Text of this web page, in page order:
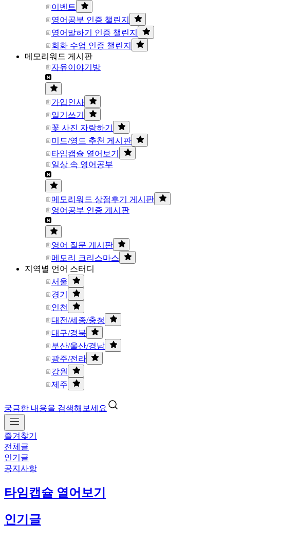
이벤트
영어공부 인증 챌린지
영어말하기 인증 챌린지
회화 수업 인증 챌린지
메모리워드 게시판
자유이야기방
가입인사
일기쓰기
꽃 사진 자랑하기
미드/영드 추천 게시판
타임캡슐 열어보기
일상 속 영어공부
메모리워드 상점후기 게시판
영어공부 인증 게시판
영어 질문 게시판
메모리 크리스마스
지역별 언어 스터디
서울
경기
인천
대전/세종/충청
대구/경북
부산/울산/경남
광주/전라
강원
제주
궁금한 내용을 검색해보세요
즐겨찾기
전체글
인기글
공지사항
타임캡슐 열어보기
인기글